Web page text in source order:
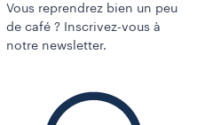
Vous reprendrez bien un peu
de café ? Inscrivez-vous à
notre newsletter.